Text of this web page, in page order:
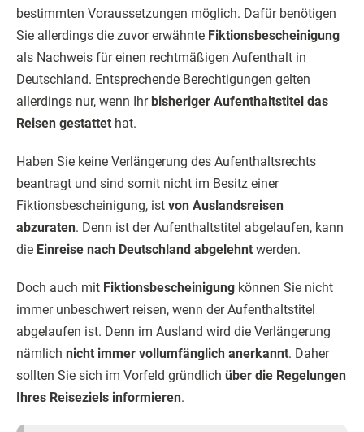
bestimmten Voraussetzungen möglich. Dafür benötigen
Sie allerdings die zuvor erwähnte Fiktionsbescheinigung
als Nachweis für einen rechtmäßigen Aufenthalt in
Deutschland. Entsprechende Berechtigungen gelten
allerdings nur, wenn Ihrbisheriger Aufenthaltstitel das
Reisen gestattet hat.
Haben Sie keine Verlängerung des Aufenthaltsrechts
beantragt und sind somit nicht im Besitz einer
Fiktionsbescheinigung, ist von Auslandsreisen
abzuraten. Denn ist der Aufenthaltstitel abgelaufen, kann
die Einreise nach Deutschland abgelehnt werden.
Doch auch mit Fiktionsbescheinigung können Sie nicht
immer unbeschwert reisen, wenn der Aufenthaltstitel
abgelaufen ist. Denn im Ausland wird die Verlängerung
nämlich nicht immer vollumfänglich anerkannt. Daher
sollten Sie sich im Vorfeld gründlich über die Regelungen
Ihres Reiseziels informieren.